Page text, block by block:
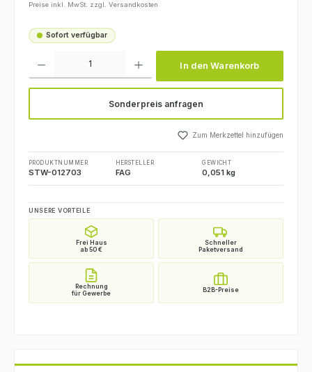
Preise inkl. MwSt. zzgl. Versandkosten
Sofort verfügbar
In den Warenkorb
Sonderpreis anfragen
Zum Merkzettel hinzufügen
PRODUKTNUMMER
STW-012703
HERSTELLER
FAG
GEWICHT
0,051 kg
UNSERE VORTEILE